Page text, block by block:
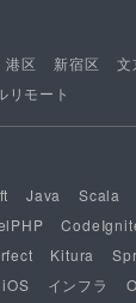
港区 新宿区 文
リモート
Java Scala
Kitura
iOS インフラ